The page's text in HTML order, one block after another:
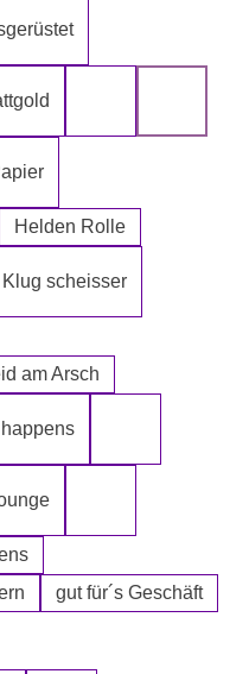
sie während der
Helden Rolle
Mafia
Klug scheisser
am Arsch
Ware
gut für´s Geschäft